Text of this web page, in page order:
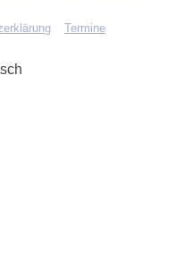
Termine